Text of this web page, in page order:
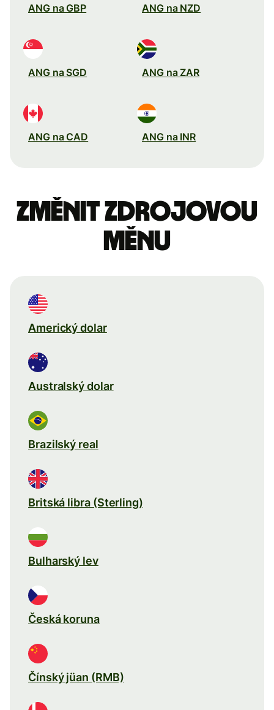
ANG na GBP ANG na NZD
ANG na SGD ANG na ZAR
ANG na CAD ANG na INR
Změnit zdrojovou
měnu
Americký dolar
Australský dolar
Brazilský real
Britská libra (Sterling)
Bulharský lev
Česká koruna
Čínský jüan (RMB)